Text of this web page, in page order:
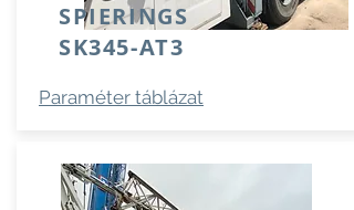
SPIERINGS
SK345-AT3
Paraméter táblázat